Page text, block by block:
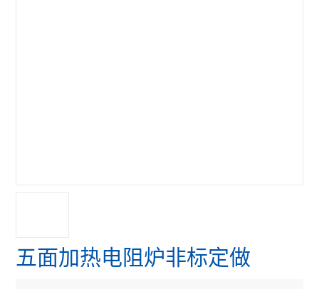
五面加热电阻炉非标定做